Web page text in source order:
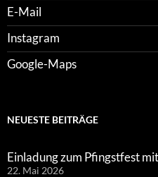
E-Mail
Instagram
Google-Maps
NEUESTE BEITRÄGE
Einladung zum Pfingstfest
22. Mai 2026